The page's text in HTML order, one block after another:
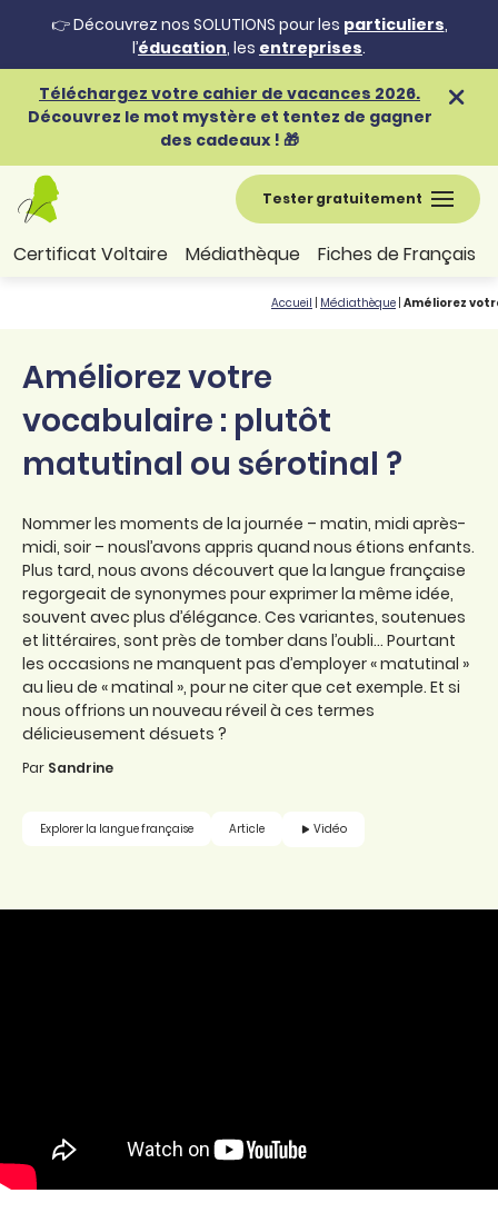
👉 Découvrez nos SOLUTIONS pour les particuliers,
l’éducation, les entreprises.
Téléchargez votre cahier de vacances 2026.
Découvrez le mot mystère et tentez de gagner
des cadeaux ! 🎁
Tester gratuitement
Certificat Voltaire Médiathèque Fiches de Français
Accueil Médiathèque Améliorez
Améliorez votre
vocabulaire : plutôt
matutinal ou sérotinal ?
Nommer les moments de la journée – matin, midi après-
midi, soir – nousl’avons appris quand nous étions enfants.
Plus tard, nous avons découvert que la langue française
regorgeait de synonymes pour exprimer la même idée,
souvent avec plus d’élégance. Ces variantes, soutenues
et littéraires, sont près de tomber dans l’oubli... Pourtant
les occasions ne manquent pas d’employer « matutinal »
au lieu de « matinal », pour ne citer que cet exemple. Et si
nous offrions un nouveau réveil à ces termes
délicieusement désuets ?
Par Sandrine
Explorer la langue française Article Vidéo